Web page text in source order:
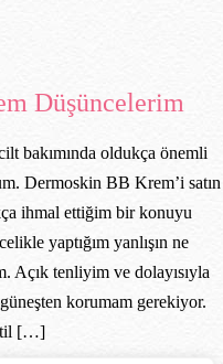
Düşüncelerim
bakımında oldukça önemli
Dermoskin BB Krem’i satın
ihmal ettiğim bir konuyu
yaptığım yanlışın ne
Açık tenliyim ve dolayısıyla
korumam gerekiyor.
[…]